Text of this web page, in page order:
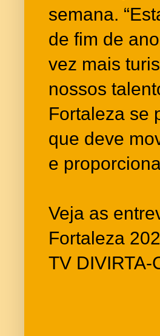
semana.
de fim de
vez mais
nossos
Fortaleza se
que deve
e
Veja as
Fortaleza
TV DIVIRTA-